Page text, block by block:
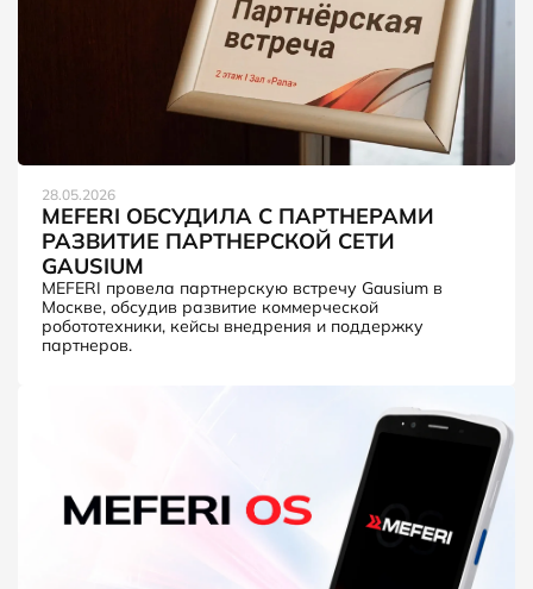
28.05.2026
MEFERI ОБСУДИЛА С ПАРТНЕРАМИ
РАЗВИТИЕ ПАРТНЕРСКОЙ СЕТИ
GAUSIUM
MEFERI провела партнерскую встречу Gausium в
Москве, обсудив развитие коммерческой
робототехники, кейсы внедрения и поддержку
партнеров.